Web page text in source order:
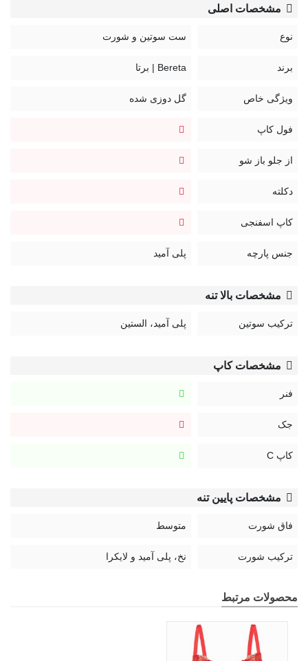
لباس‌های یقه‌باز، دکلته و مجلسی بسیار مناسب است.
بند سوتین قابل تنظیم و غیر قابل جدا شدن
قزن سوتین: سه ردیف دو تایی
مشخصات اصلی
نوع ست سوتین و شورت
برند Bereta | برتا
ویژگی خاص گل دوزی شده
فول کاپ
از جلو باز شو
دکلته
کاپ اسفنجی
جنس پارچه پلی آمید
مشخصات بالا تنه
ترکیب سوتین پلی آمید، الستین
مشخصات کاپ
فنر
جک
کاپ C
مشخصات پایین تنه
فاق شورت متوسط
ترکیب شورت نخ، پلی آمید و لایکرا
محصولات مرتبط